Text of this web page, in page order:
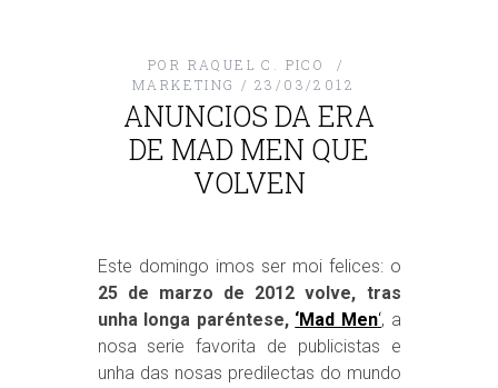
POR RAQUEL C. PICO
MARKETING
23/03/2012
ANUNCIOS DA ERA
DE MAD MEN QUE
VOLVEN
Este domingo imos ser moi felices: o
25 de marzo de 2012 volve, tras
unha longa paréntese, ‘Mad Men‘, a
nosa serie favorita de publicistas e
unha das nosas predilectas do mundo